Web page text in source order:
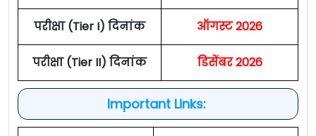
परीक्षा (Tier I) दिनांक ऑगस्ट 2026
परीक्षा (Tier II) दिनांक डिसेंबर 2026
Important Links: